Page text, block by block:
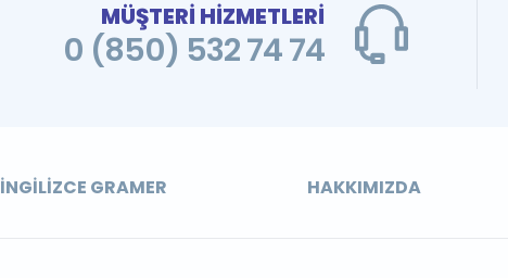
MÜŞTERİ HİZMETLERİ
0 (850) 532 74 74
İNGILIZCE GRAMER HAKKIMIZDA